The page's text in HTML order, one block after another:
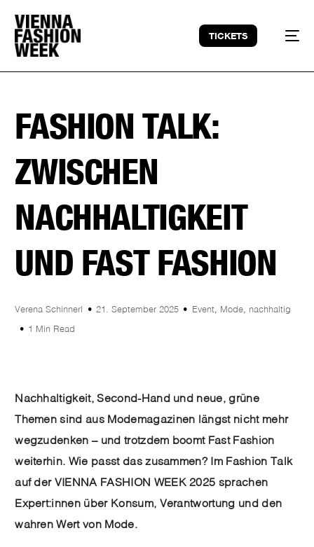
TICKETS
FASHION TALK:
ZWISCHEN
NACHHALTIGKEIT
UND FAST FASHION
Verena Schinnerl 21. September 2025 Event, Mode, nachhaltig
1 Min Read
Nachhaltigkeit, Second-Hand und neue, grüne
Themen sind aus Modemagazinen längst nicht mehr
wegzudenken – und trotzdem boomt Fast Fashion
weiterhin. Wie passt das zusammen? Im Fashion Talk
auf der VIENNA FASHION WEEK 2025 sprachen
Expert:innen über Konsum, Verantwortung und den
wahren Wert von Mode.